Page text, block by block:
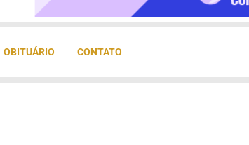
OBITUÁRIO CONTATO